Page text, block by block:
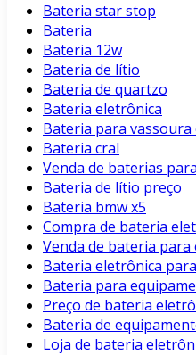
Bateria star stop
Bateria
Bateria 12w
Bateria de lítio
Bateria de quartzo
Bateria eletrônica
Bateria para vassoura
Bateria cral
Venda de baterias
Bateria de lítio preço
Bateria bmw x5
Compra de bateria
Venda de bateria
Bateria eletrônica
Bateria para
Preço de bateria
Bateria de
Loja de bateria